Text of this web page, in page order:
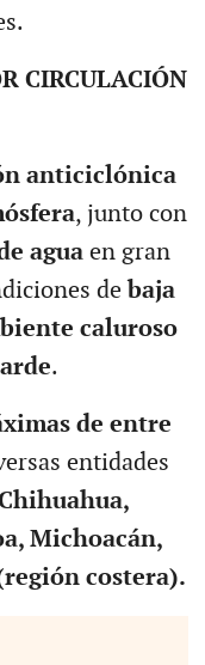
CIRCULACIÓN
anticiclónica
, junto con
aguaen gran
debaja
caluroso
.
de entre
entidades
Michoacán,
costera).